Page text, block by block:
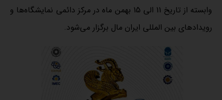
وابسته از تاریخ 11 الی 15 بهمن ماه در مرکز دائمی نمایشگاه‌ها و
رویدادهای بین المللی ایران مال برگزار می‌شود.